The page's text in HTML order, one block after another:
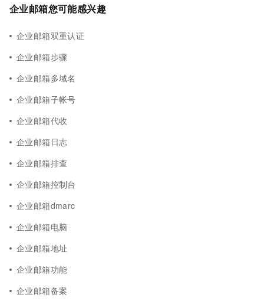
企业邮箱您可能感兴趣
企业邮箱双重认证
企业邮箱步骤
企业邮箱多域名
企业邮箱子帐号
企业邮箱代收
企业邮箱日志
企业邮箱排查
企业邮箱控制台
企业邮箱dmarc
企业邮箱电脑
企业邮箱地址
企业邮箱功能
企业邮箱备案